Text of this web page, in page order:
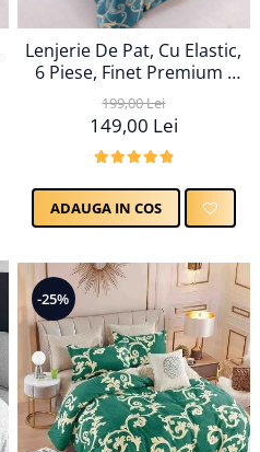
Lenjerie De Pat, Cu Elastic,
6 Piese, Finet Premium -
LPBF6PE23
199,00 Lei
149,00 Lei
ADAUGA IN COS
-25%